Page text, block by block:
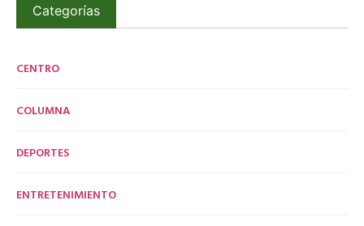
Categorías
CENTRO
COLUMNA
DEPORTES
ENTRETENIMIENTO